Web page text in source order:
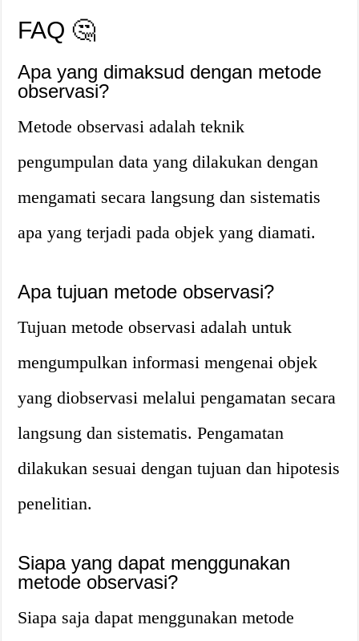
FAQ 🤔
Apa yang dimaksud dengan metode
observasi?
Metode observasi adalah teknik
pengumpulan data yang dilakukan dengan
mengamati secara langsung dan sistematis
apa yang terjadi pada objek yang diamati.
Apa tujuan metode observasi?
Tujuan metode observasi adalah untuk
mengumpulkan informasi mengenai objek
yang diobservasi melalui pengamatan secara
langsung dan sistematis. Pengamatan
dilakukan sesuai dengan tujuan dan hipotesis
penelitian.
Siapa yang dapat menggunakan
metode observasi?
Siapa saja dapat menggunakan metode